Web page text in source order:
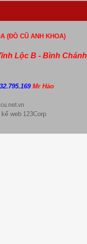
(ĐỒ CŨ ANH KHOA)
Lộc B - Bình Chánh
Mr Hào
web 123Corp